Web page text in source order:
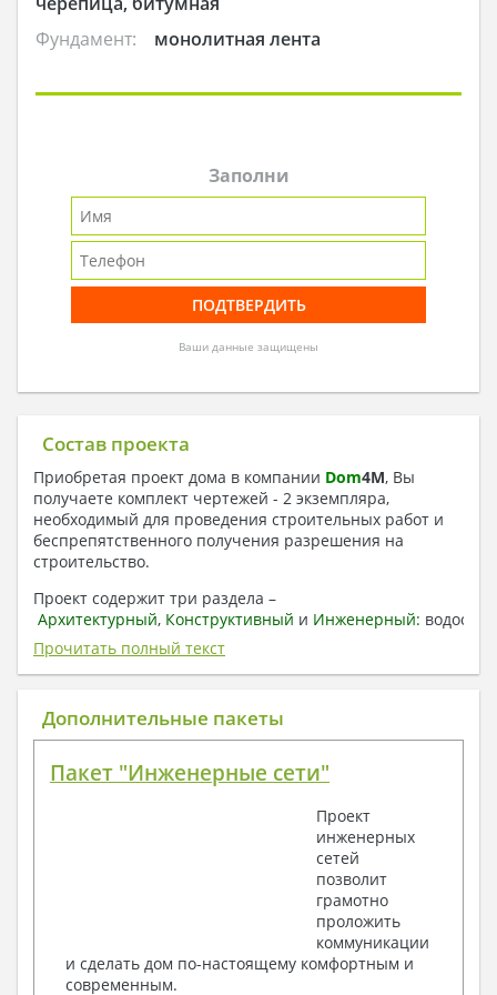
Фундамент:
монолитная лента
Заполни
Ваши данные защищены
Состав проекта
Приобретая проект дома в компании Dom4M, Вы
получаете комплект чертежей - 2 экземпляра,
необходимый для проведения строительных работ и
беспрепятственного получения разрешения на
строительство.
Проект содержит три раздела –
Архитектурный, Конструктивный и Инженерный:
отопление, вентиляция, канализация,
электроснабжение (приобретается за дополнительную
плату) + Пояснительная записка.
1. Архитектурный раздел:
План координационных осей
Поэтажные маркировочные планы с
Разрезы и состав конструкций
Фасады с ведомостью внешних отделок
Элементы проемов – спецификация
Ведомость перемычек – сечения и
спецификация
Экспликация полов
Прочитать полный текст
Дополнительные пакеты
Пакет "Инженерные сети"
Проект
инженерных
сетей
позволит
грамотно
проложить
коммуникации
и сделать дом по-настоящему комфортным и
современным.